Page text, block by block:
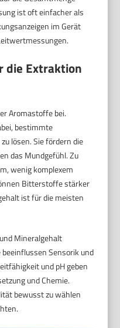
ist oft einfacher als
im Gerät
die Extraktion
Aromastoffe bei.
bestimmte
lösen. Sie fördern die
das Mundgefühl. Zu
wenig komplexem
Bitterstoffe stärker
ist für die meisten
Mineralgehalt
Sensorik und
und pH geben
und Chemie.
bewusst zu wählen